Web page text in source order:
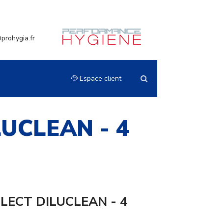
Espace client
- 4
DILUCLEAN - 4